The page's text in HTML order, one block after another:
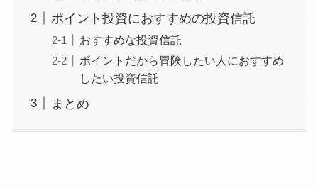
ポイント投資におすすめの投資信託
おすすめな投資信託
ポイントだから冒険したい人におすすめ
したい投資信託
まとめ